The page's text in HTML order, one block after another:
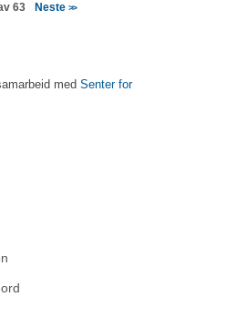
63 Neste>>
med Senter for